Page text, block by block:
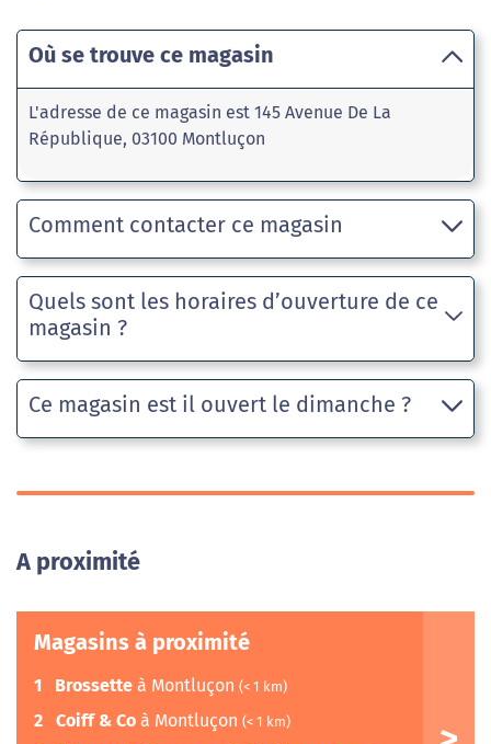
Où se trouve ce magasin
L'adresse de ce magasin est 145 Avenue De La
République, 03100 Montluçon
Comment contacter ce magasin
Quels sont les horaires d’ouverture de ce
magasin ?
Ce magasin est il ouvert le dimanche ?
A proximité
Magasins à proximité
1 Brossette à Montluçon (< 1 km)
2 Coiff & Co à Montluçon (< 1 km)